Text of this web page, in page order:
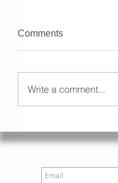
Comments
Write a comment...